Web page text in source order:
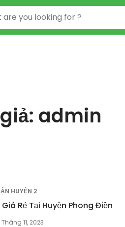
admin
HUYỆN 2
Rẻ Tại Huyện Phong Điền
Tháng 11, 2023